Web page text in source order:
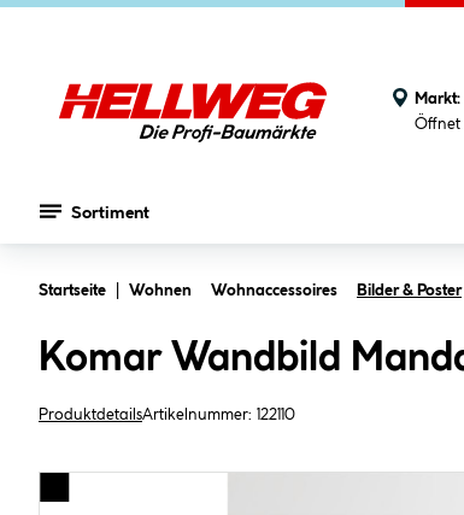
Markt:
Öffnet
Sortiment
Startseite Wohnen Wohnaccessoires Bilder & Poster
Komar Wandbild
ProduktdetailsArtikelnummer: 122110